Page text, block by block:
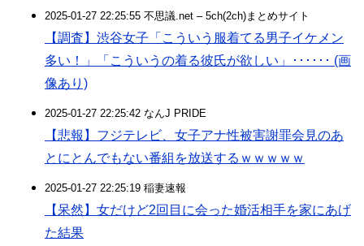
2025-01-27 22:25:55 不思議.net – 5ch(2ch)まとめサイト
【調査】渋谷女子「こういう服着てる男子イケメン
多い！」「こういうの着る彼氏が欲しい」･･････ (画
像あり)
2025-01-27 22:25:42 なんJ PRIDE
【悲報】フジテレビ、女子アナ性被害謝罪会見のあ
とにとんでもない番組を放送するｗｗｗｗｗ
2025-01-27 22:25:19 稲妻速報
【呆然】女だけど2回目に会った婚活相手を家にあげ
た結果